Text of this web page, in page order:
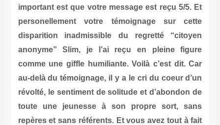
important est que votre message est reçu 5/5. Et
personellement votre témoignage sur cette
disparition inadmissible du regretté “citoyen
anonyme” Slim, je l’ai reçu en pleine figure
comme une giffle humiliante. Voilà c’est dit. Car
au-delà du témoignage, il y a le cri du coeur d’un
révolté, le sentiment de solitude et d’abondon de
toute une jeunesse à son propre sort, sans
repères et sans référents. Et vous avez tout à fait